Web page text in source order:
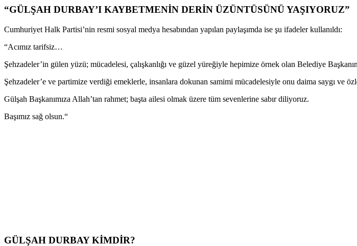
“GÜLŞAH DURBAY’I KAYBETMENİN DERİN ÜZÜNTÜSÜNÜ YAŞIYORUZ”
Cumhuriyet Halk Partisi’nin resmi sosyal medya hesabından yapılan paylaşımda ise şu ifadeler kullanıldı:
“Acımız tarifsiz…
Şehzadeler’in gülen yüzü; mücadelesi, çalışkanlığı ve güzel yüreğiyle hepimize örnek olan Belediye Ba
Şehzadeler’e ve partimize verdiği emeklerle, insanlara dokunan samimi mücadelesiyle onu daima saygı ve
Gülşah Başkanımıza Allah’tan rahmet; başta ailesi olmak üzere tüm sevenlerine sabır diliyoruz.
Başımız sağ olsun.“
GÜLŞAH DURBAY KİMDİR?